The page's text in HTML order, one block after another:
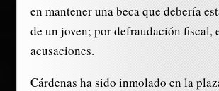
en mantener una beca que debería
de un joven; por defraudación fiscal,
acusaciones.
Cárdenas ha sido inmolado en la